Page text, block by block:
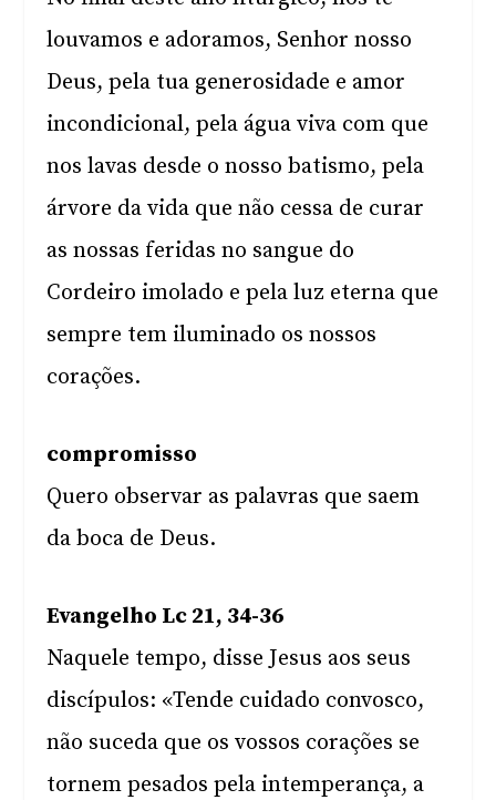
louvamos e adoramos, Senhor nosso
Deus, pela tua generosidade e amor
incondicional, pela água viva com que
nos lavas desde o nosso batismo, pela
árvore da vida que não cessa de curar
as nossas feridas no sangue do
Cordeiro imolado e pela luz eterna que
sempre tem iluminado os nossos
corações.
compromisso
Quero observar as palavras que saem
da boca de Deus.
Evangelho Lc 21, 34-36
Naquele tempo, disse Jesus aos seus
discípulos: «Tende cuidado convosco,
não suceda que os vossos corações se
tornem pesados pela intemperança, a